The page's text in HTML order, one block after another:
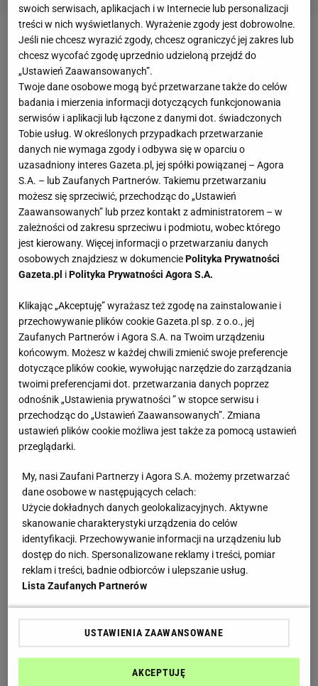
Zobacz wideo
Risotto z bobem - składniki:
150 g ugotowanego i wyłuskanego bobu
1 duża cebula
5 łyżek masła (3+2)
250 g ryżu do risotto (arborio lub carnaroli)
1/2 szklanki białego wytrawnego wina
900 ml bulionu warzywnego
50 g parmezanu
1 cytryna
sól
pieprz
Risotto z bobem - sposób przygotowania:
Na głębokiej patelni rozpuść 3 łyżkimasłai podsmaż
na nim drobno posiekaną cebulę. Kiedy cebula się
zeszkli wsyp na patelnię suchy ryż i smaż przez
minutę cały czas mieszając. Wlej wino i podgrzewaj,
aż cały płyn wyparuje. Następnie zacznij dodawać
po chochli bulionu, za każdym razem czekając, aż
ryż wchłonie cały płyn. Gotuj risotto na średnim
ogniu, stale mieszając, aż ryż będzie al dente
(zajmie to około 30 minut). Na koniec zetrzyj do
swoich serwisach, aplikacjach i w Internecie lub personalizacji
treści w nich wyświetlanych. Wyrażenie zgody jest dobrowolne.
Jeśli nie chcesz wyrazić zgody, chcesz ograniczyć jej zakres lub
chcesz wycofać zgodę uprzednio udzieloną przejdź do
„Ustawień Zaawansowanych”.
Twoje dane osobowe mogą być przetwarzane także do celów
badania i mierzenia informacji dotyczących funkcjonowania
serwisów i aplikacji lub łączone z danymi dot. świadczonych
Tobie usług. W określonych przypadkach przetwarzanie
danych nie wymaga zgody i odbywa się w oparciu o
uzasadniony interes Gazeta.pl, jej spółki powiązanej – Agora
S.A. – lub Zaufanych Partnerów. Takiemu przetwarzaniu
możesz się sprzeciwić, przechodząc do „Ustawień
Zaawansowanych” lub przez kontakt z administratorem – w
zależności od zakresu sprzeciwu i podmiotu, wobec którego
jest kierowany. Więcej informacji o przetwarzaniu danych
osobowych znajdziesz w dokumenciePolityka Prywatności
Gazeta.pl iPolityka Prywatności Agora S.A.
Klikając „Akceptuję” wyrażasz też zgodę na zainstalowanie i
przechowywanie plików cookie Gazeta.pl sp. z o.o., jej
Zaufanych Partnerów i Agora S.A. na Twoim urządzeniu
końcowym. Możesz w każdej chwili zmienić swoje preferencje
dotyczące plików cookie, wywołując narzędzie do zarządzania
twoimi preferencjami dot. przetwarzania danych poprzez
odnośnik „Ustawienia prywatności ” w stopce serwisu i
przechodząc do „Ustawień Zaawansowanych”. Zmiana
ustawień plików cookie możliwa jest także za pomocą ustawień
przeglądarki.
My, nasi Zaufani Partnerzy i Agora S.A. możemy przetwarzać
dane osobowe w następujących celach:
Użycie dokładnych danych geolokalizacyjnych. Aktywne
skanowanie charakterystyki urządzenia do celów
identyfikacji. Przechowywanie informacji na urządzeniu lub
dostęp do nich. Spersonalizowane reklamy i treści, pomiar
reklam i treści, badnie odbiorców i ulepszanie usług.
Lista Zaufanych Partnerów
USTAWIENIA ZAAWANSOWANE
AKCEPTUJĘ